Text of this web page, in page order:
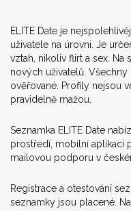
ELITE Date je
uživatele na úrovni. Je
vztah, nikoliv flirt a sex. Na
nových uživatelů.
ověřované. Profily nejsou
pravidelně mažou.
Seznamka ELITE Date
prostředí, mobilní aplikaci
mailovou podporu v
Registrace a otestování
seznamky jsou placené.